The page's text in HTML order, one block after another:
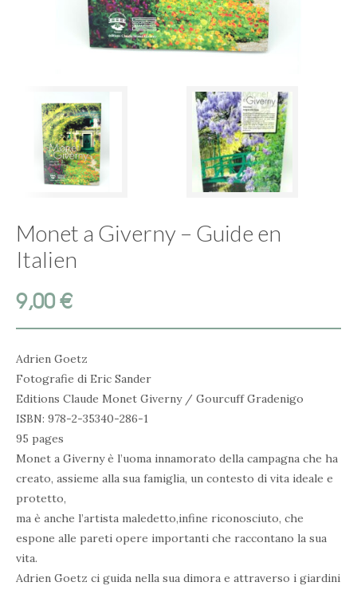
Monet a Giverny – Guide en
Italien
9,00€
Adrien Goetz
Fotografie di Eric Sander
Editions Claude Monet Giverny / Gourcuff Gradenigo
ISBN: 978-2-35340-286-1
95 pages
Monet a Giverny è l’uoma innamorato della campagna che ha
creato, assieme alla sua famiglia, un contesto di vita ideale e
protetto,
ma è anche l’artista maledetto,infine riconosciuto, che
espone alle pareti opere importanti che raccontano la sua
vita.
Adrien Goetz ci guida nella sua dimora e attraverso i giardini